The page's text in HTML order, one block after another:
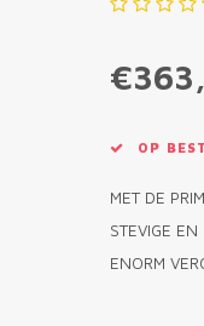
OP
MET DE
STEVIGE
ENORM